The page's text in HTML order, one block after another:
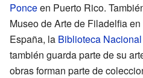
Ponceen Puerto Rico.
Museo de Arte de Filadelfia
España, la Biblioteca
también guarda parte de su
obras forman parte de